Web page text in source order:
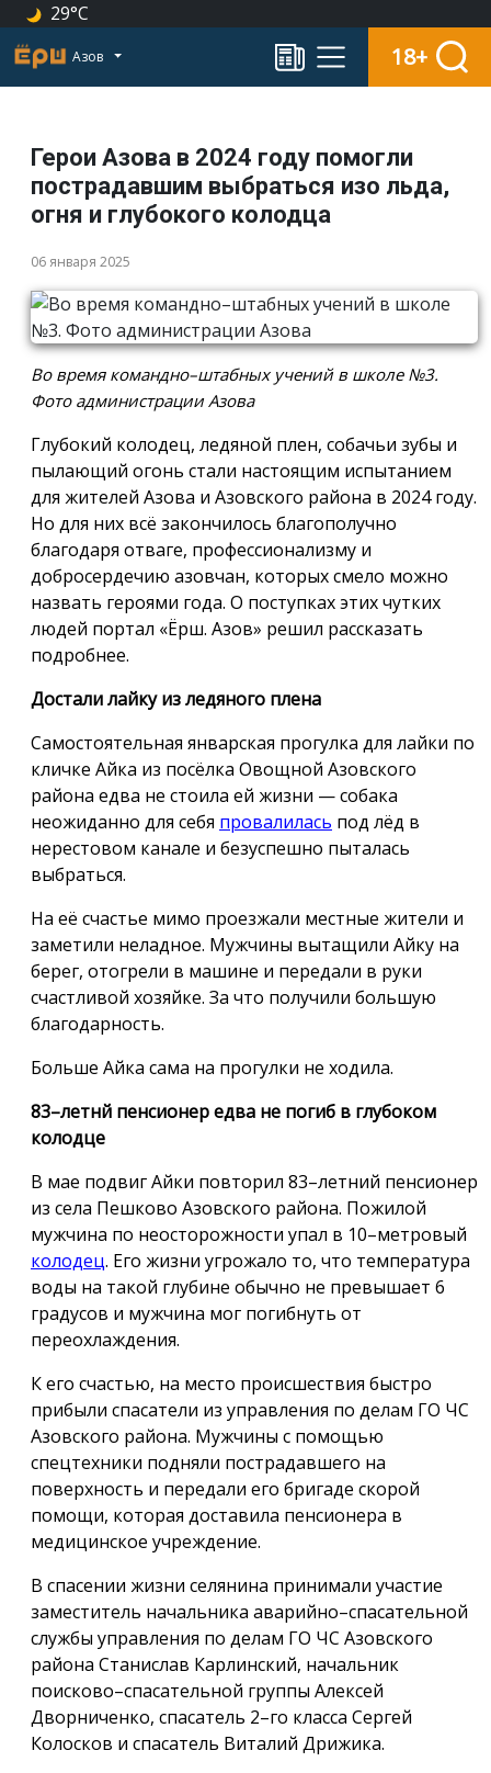
29°C
Азов 18+
Герои Азова в 2024 году помогли
пострадавшим выбраться изо льда,
огня и глубокого колодца
06 января 2025
Во время командно–штабных учений в школе №3.
Фото администрации Азова
Глубокий колодец, ледяной плен, собачьи зубы и
пылающий огонь стали настоящим испытанием
для жителей Азова и Азовского района в 2024 году.
Но для них всё закончилось благополучно
благодаря отваге, профессионализму и
добросердечию азовчан, которых смело можно
назвать героями года. О поступках этих чутких
людей портал «Ёрш. Азов» решил рассказать
подробнее.
Достали лайку из ледяного плена
Самостоятельная январская прогулка для лайки по
кличке Айка из посёлка Овощной Азовского
района едва не стоила ей жизни — собака
неожиданно для себя провалилась под лёд в
нерестовом канале и безуспешно пыталась
выбраться.
На её счастье мимо проезжали местные жители и
заметили неладное. Мужчины вытащили Айку на
берег, отогрели в машине и передали в руки
счастливой хозяйке. За что получили большую
благодарность.
Больше Айка сама на прогулки не ходила.
83–летнй пенсионер едва не погиб в глубоком
колодце
В мае подвиг Айки повторил 83–летний пенсионер
из села Пешково Азовского района. Пожилой
мужчина по неосторожности упал в 10–метровый
колодец. Его жизни угрожало то, что температура
воды на такой глубине обычно не превышает 6
градусов и мужчина мог погибнуть от
переохлаждения.
К его счастью, на место происшествия быстро
прибыли спасатели из управления по делам ГО ЧС
Азовского района. Мужчины с помощью
спецтехники подняли пострадавшего на
поверхность и передали его бригаде скорой
помощи, которая доставила пенсионера в
медицинское учреждение.
В спасении жизни селянина принимали участие
заместитель начальника аварийно–спасательной
службы управления по делам ГО ЧС Азовского
района Станислав Карлинский, начальник
поисково–спасательной группы Алексей
Дворниченко, спасатель 2–го класса Сергей
Колосков и спасатель Виталий Дрижика.